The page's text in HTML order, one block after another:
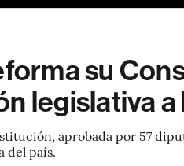
su
legislativa a
aprobada por 57
del país.